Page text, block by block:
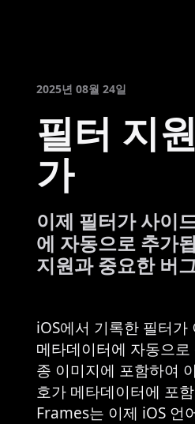
2025년 08월 24일
필터 지
가
이제 필터가 사이
에 자동으로 추가
지원과 중요한 버
iOS에서 기록한 필터
메타데이터에 자동으
종 이미지에 포함하여
호가 메타데이터에 포
Frames는 이제 iOS 언